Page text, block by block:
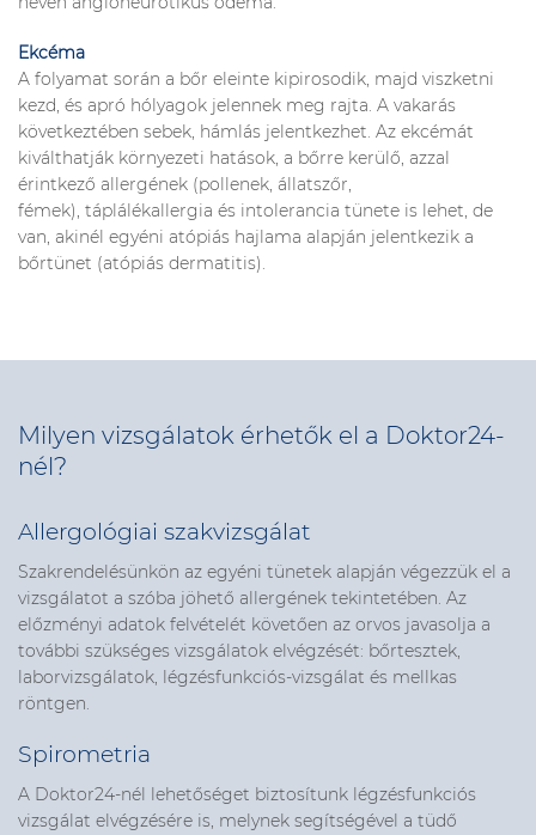
Ekcéma
A folyamat során a bőr eleinte kipirosodik, majd viszketni
kezd, és apró hólyagok jelennek meg rajta. A vakarás
következtében sebek, hámlás jelentkezhet. Az ekcémát
kiválthatják környezeti hatások, a bőrre kerülő, azzal
érintkező allergének (pollenek, állatszőr,
fémek), táplálékallergia és intolerancia tünete is lehet, de
van, akinél egyéni atópiás hajlama alapján jelentkezik a
bőrtünet (atópiás dermatitis).
Milyen vizsgálatok érhetők el a Doktor24-
nél?
Allergológiai szakvizsgálat
Szakrendelésünkön az egyéni tünetek alapján végezzük el a
vizsgálatot a szóba jöhető allergének tekintetében. Az
előzményi adatok felvételét követően az orvos javasolja a
további szükséges vizsgálatok elvégzését: bőrtesztek,
laborvizsgálatok, légzésfunkciós-vizsgálat és mellkas
röntgen.
Spirometria
A Doktor24-nél lehetőséget biztosítunk légzésfunkciós
vizsgálat elvégzésére is, melynek segítségével a tüdő